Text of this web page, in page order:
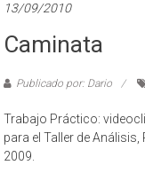
13/09/2010
Caminata
Publicado por: Dario
Trabajo Práctico:
para el Taller de
2009.